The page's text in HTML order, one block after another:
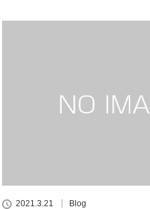
2021.3.21 Blog